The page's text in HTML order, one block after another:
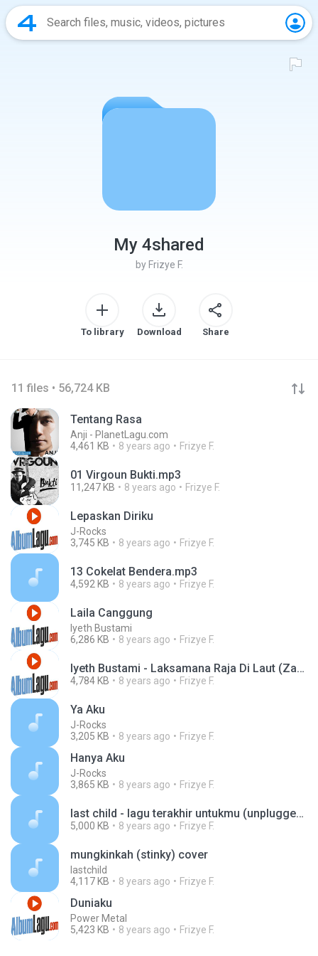
My 4shared
by Frizye F.
To library Download Share
11 files • 56,724 KB
Tentang Rasa
Anji - PlanetLagu.com
4,461 KB
8 years ago Frizye F.
01 Virgoun Bukti.mp3
11,247 KB 8 years ago Frizye F.
Lepaskan Diriku
J-Rocks
3,745 KB
8 years ago Frizye F.
13 Cokelat Bendera.mp3
4,592 KB 8 years ago Frizye F.
Laila Canggung
Iyeth Bustami
6,286 KB
8 years ago Frizye F.
Iyeth Bustami - Laksamana Raja Di Laut (Zapin)_albumlagu.com.mp3
4,784 KB 8 years ago Frizye F.
Ya Aku
J-Rocks
3,205 KB
8 years ago Frizye F.
Hanya Aku
J-Rocks
3,865 KB
8 years ago Frizye F.
last child - lagu terakhir untukmu (unplugged).mp3
5,000 KB 8 years ago Frizye F.
mungkinkah (stinky) cover
lastchild
4,117 KB
8 years ago Frizye F.
Duniaku
Power Metal
5,423 KB
8 years ago Frizye F.